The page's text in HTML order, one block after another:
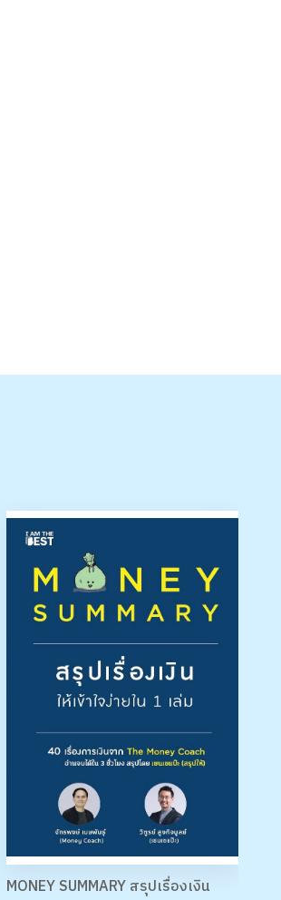
MONEY SUMMARY สรุปเรื่องเงิน